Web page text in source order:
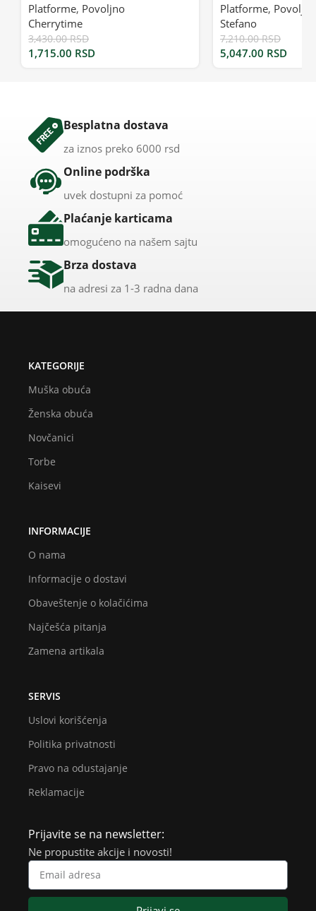
Platforme, Povoljno
Cherrytime
3,430.00RSD
1,715.00 RSD
Platforme, Povoljno
Stefano
7,210.00RSD
5,047.00 RSD
Besplatna dostava
za iznos preko 6000 rsd
Online podrška
uvek dostupni za pomoć
Plaćanje karticama
omogućeno na našem sajtu
Brza dostava
na adresi za 1-3 radna dana
KATEGORIJE
Muška obuća
Ženska obuća
Novčanici
Torbe
Kaisevi
INFORMACIJE
O nama
Informacije o dostavi
Obaveštenje o kolačićima
Najčešća pitanja
Zamena artikala
SERVIS
Uslovi korišćenja
Politika privatnosti
Pravo na odustajanje
Reklamacije
Prijavite se na newsletter:
Ne propustite akcije i novosti!